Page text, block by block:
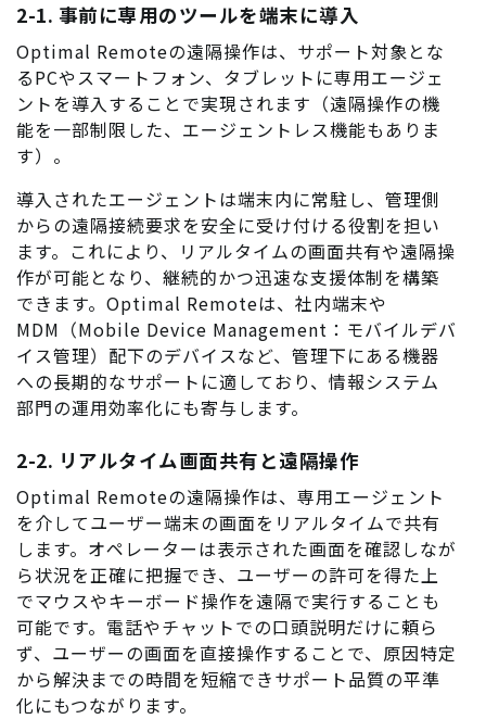
2-1. 事前に専用のツールを端末に導入
Optimal Remoteの遠隔操作は、サポート対象とな
るPCやスマートフォン、タブレットに専用エージェ
ントを導入することで実現されます（遠隔操作の機
能を一部制限した、エージェントレス機能もありま
す）。
導入されたエージェントは端末内に常駐し、管理側
からの遠隔接続要求を安全に受け付ける役割を担い
ます。これにより、リアルタイムの画面共有や遠隔操
作が可能となり、継続的かつ迅速な支援体制を構築
できます。Optimal Remoteは、社内端末や
MDM（Mobile Device Management：モバイルデバ
イス管理）配下のデバイスなど、管理下にある機器
への長期的なサポートに適しており、情報システム
部門の運用効率化にも寄与します。
2-2. リアルタイム画面共有と遠隔操作
Optimal Remoteの遠隔操作は、専用エージェント
を介してユーザー端末の画面をリアルタイムで共有
します。オペレーターは表示された画面を確認しなが
ら状況を正確に把握でき、ユーザーの許可を得た上
でマウスやキーボード操作を遠隔で実行することも
可能です。電話やチャットでの口頭説明だけに頼ら
ず、ユーザーの画面を直接操作することで、原因特定
から解決までの時間を短縮できサポート品質の平準
化にもつながります。